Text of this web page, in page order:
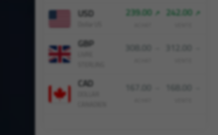
USD 239.00 242.00
GBP 308.00 312.00
CAD 167.00 168.00